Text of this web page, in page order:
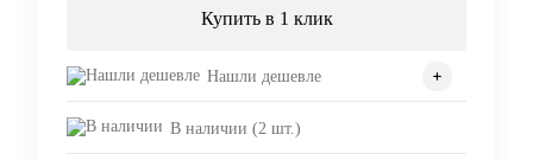
Купить в 1 клик
Нашли дешевле
В наличии (2 шт.)